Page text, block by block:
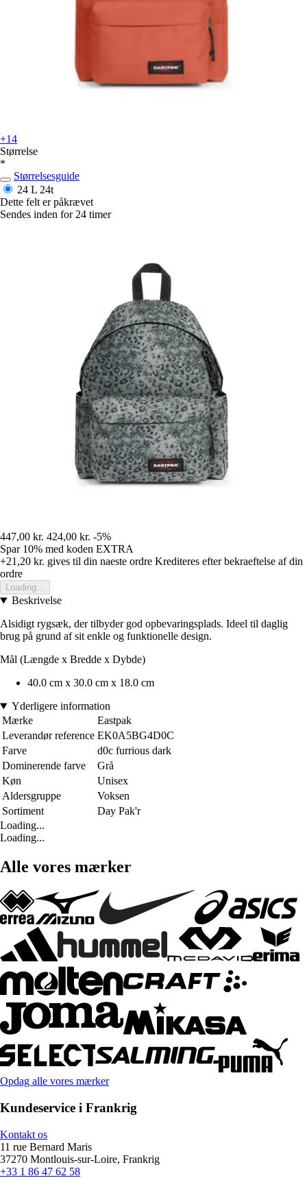
+14
Størrelse
*
Størrelsesguide
24 L 24t
Dette felt er påkrævet
Sendes inden for 24 timer
447,00 kr. 424,00 kr. -5%
Spar 10% med koden EXTRA
+21,20 kr. gives til din naeste ordre Krediteres efter bekraeftelse af din
ordre
Loading...
Beskrivelse
Alsidigt rygsæk, der tilbyder god opbevaringsplads. Ideel til daglig
brug på grund af sit enkle og funktionelle design.
Mål (Længde x Bredde x Dybde)
40.0 cm x 30.0 cm x 18.0 cm
Yderligere information
Mærke
Eastpak
Leverandør reference EK0A5BG4D0C
Farve
d0c furrious dark
Dominerende farve
Grå
Køn
Unisex
Aldersgruppe
Voksen
Sortiment
Day Pak'r
Loading...
Loading...
Alle vores mærker
Opdag alle vores mærker
Kundeservice i Frankrig
Kontakt os
11 rue Bernard Maris
37270 Montlouis-sur-Loire, Frankrig
+33 1 86 47 62 58